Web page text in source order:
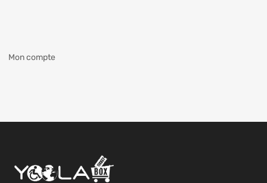
Mon compte